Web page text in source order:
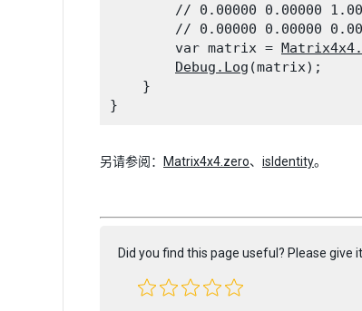
// 0.00000 0.00000
// 0.00000 0.00000
        var matrix =
Debug.Log (matrix);
    }
另请参阅： Matrix4x4.zero、 isIdentity。
Did you find this page useful? Please give